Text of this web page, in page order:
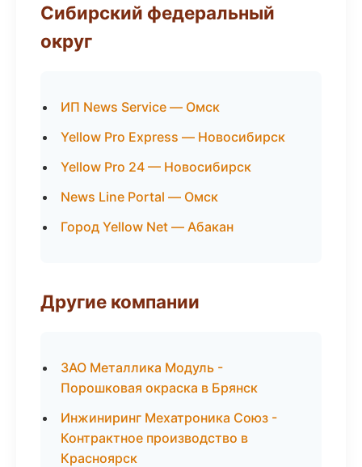
Сибирский федеральный
округ
ИП News Service — Омск
Yellow Pro Express — Новосибирск
Yellow Pro 24 — Новосибирск
News Line Portal — Омск
Город Yellow Net — Абакан
Другие компании
ЗАО Металлика Модуль -
Порошковая окраска в Брянск
Инжиниринг Мехатроника Союз -
Контрактное производство в
Красноярск